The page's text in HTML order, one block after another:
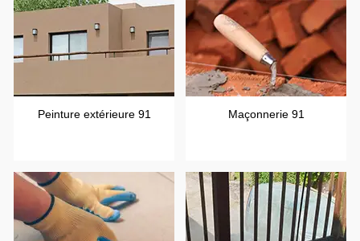
Peinture extérieure 91 Maçonnerie 91